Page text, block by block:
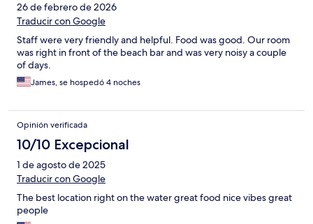
26 de febrero de 2026
Traducir con Google
Staff were very friendly and helpful. Food was good. Our room
was right in front of the beach bar and was very noisy a couple
of days.
James, se hospedó 4 noches
Opinión verificada
10/10 Excepcional
1 de agosto de 2025
Traducir con Google
The best location right on the water great food nice vibes great
people